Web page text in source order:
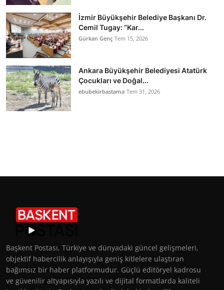
İzmir Büyükşehir Belediye Başkanı Dr.
Cemil Tugay: “Kar...
Gürkan Genç Tem 15, 2026
Ankara Büyükşehir Belediyesi Atatürk
Çocukları ve Doğal...
ebubekirbastama Tem 31, 2026
Başkent Postası, Türkiye ve dünyadaki güncel gelişmeleri,
objektif habercilik anlayışıyla geniş kitlelere ulaştıran
bağımsız bir haber platformudur. Güçlü editöryel kadrosu
ve güvenilir altyapısıyla yazılı ve dijital formatlarda kaliteli